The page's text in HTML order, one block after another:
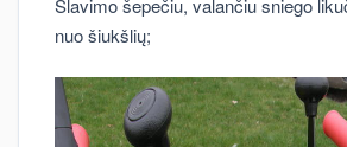
Šlavimo šepečiu, valančiu sniego
nuo šiukšlių;